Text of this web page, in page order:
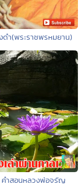
ำ(พระราชพรหมยาน)
คำสอนหลวงพ่อจรัญ